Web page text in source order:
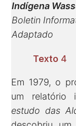
Indígena
Boletin
Adaptado
Texto 4
Em 1979, o
um relatório
estudo das